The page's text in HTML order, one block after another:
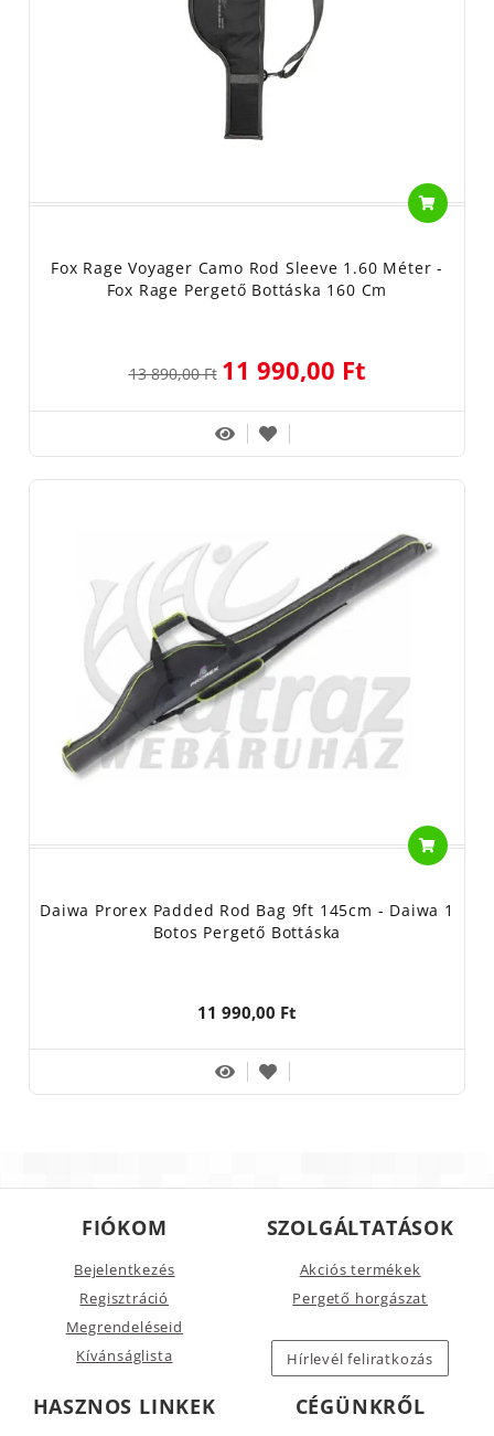
Fox Rage Voyager Camo Rod Sleeve 1.60 Méter -
Fox Rage Pergető Bottáska 160 Cm
13 890,00 Ft 11 990,00 Ft
Daiwa Prorex Padded Rod Bag 9ft 145cm - Daiwa 1
Botos Pergető Bottáska
11 990,00 Ft
FIÓKOM
Bejelentkezés
Regisztráció
Megrendeléseid
Kívánságlista
SZOLGÁLTATÁSOK
Akciós termékek
Pergető horgászat
Hírlevél feliratkozás
HASZNOS LINKEK CÉGÜNKRŐL